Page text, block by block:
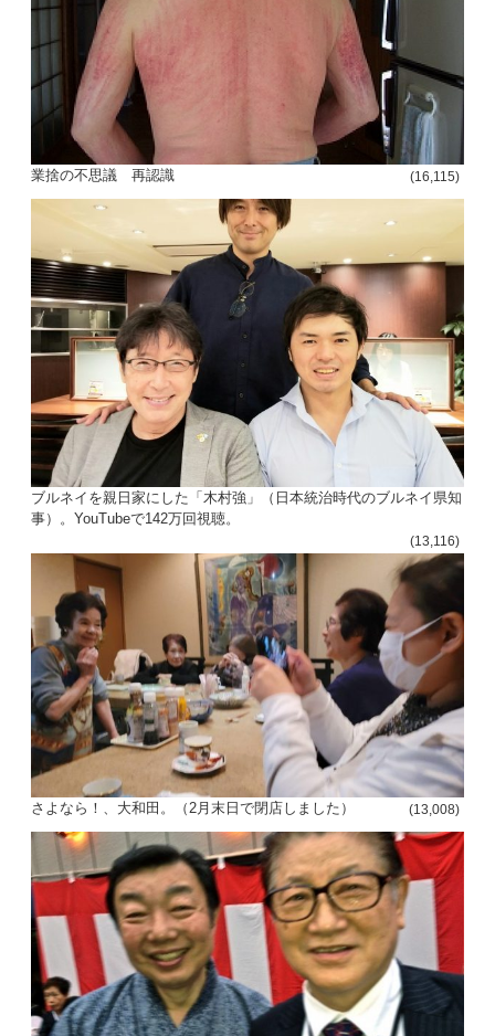
業捨の不思議 再認識 (16,115)
ブルネイを親日家にした「木村強」（日本統治時代のブルネイ県知
事）。YouTubeで142万回視聴。
(13,116)
さよなら！、大和田。（2月末日で閉店しました） (13,008)